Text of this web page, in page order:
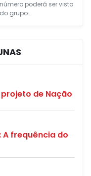
poderá ser visto
grupo.
de Nação
A frequência do